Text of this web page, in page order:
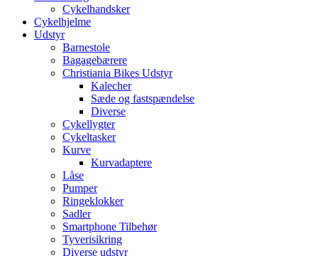
Cykelhandsker
Cykelhjelme
Udstyr
Barnestole
Bagagebærere
Christiania Bikes Udstyr
Kalecher
Sæde og fastspændelse
Diverse
Cykellygter
Cykeltasker
Kurve
Kurvadaptere
Låse
Pumper
Ringeklokker
Sadler
Smartphone Tilbehør
Tyverisikring
Diverse udstyr